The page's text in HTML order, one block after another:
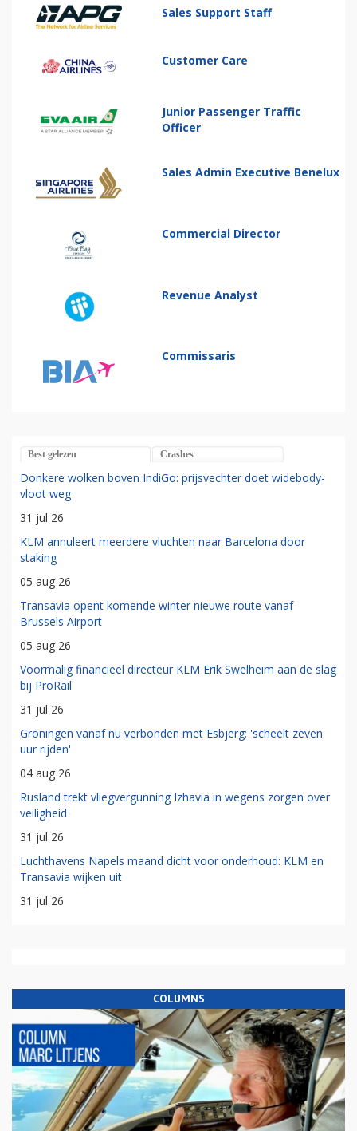
Sales Support Staff
Customer Care
Junior Passenger Traffic
Officer
Sales Admin Executive Benelux
Commercial Director
Revenue Analyst
Commissaris
Best gelezen Crashes
Donkere wolken boven IndiGo: prijsvechter doet widebody-
vloot weg
31 jul 26
KLM annuleert meerdere vluchten naar Barcelona door
staking
05 aug 26
Transavia opent komende winter nieuwe route vanaf
Brussels Airport
05 aug 26
Voormalig financieel directeur KLM Erik Swelheim aan de slag
bij ProRail
31 jul 26
Groningen vanaf nu verbonden met Esbjerg: 'scheelt zeven
uur rijden'
04 aug 26
Rusland trekt vliegvergunning Izhavia in wegens zorgen over
veiligheid
31 jul 26
Luchthavens Napels maand dicht voor onderhoud: KLM en
Transavia wijken uit
31 jul 26
COLUMNS